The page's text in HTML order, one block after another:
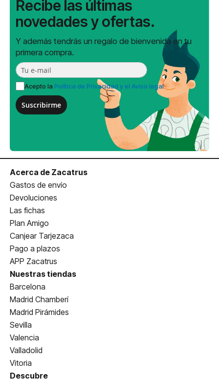
Recibe las últimas
novedades y ofertas.
Y además tendrás un regalo de bienvenida en tu
primera compra.
Acepto la Política de Privacidad y el Aviso legal
Suscribirme
Acerca de Zacatrus
Gastos de envío
Devoluciones
Las fichas
Plan Amigo
Canjear Tarjezaca
Pago a plazos
APP Zacatrus
Nuestras tiendas
Barcelona
Madrid Chamberí
Madrid Pirámides
Sevilla
Valencia
Valladolid
Vitoria
Descubre